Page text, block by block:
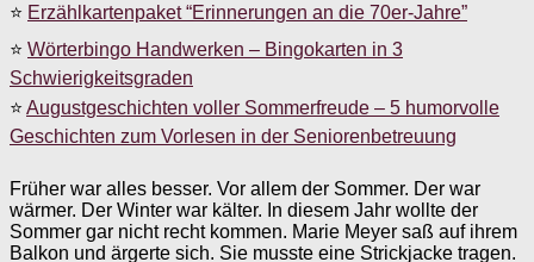
⭐ Erzählkartenpaket “Erinnerungen an die 70er-Jahre”
⭐ Wörterbingo Handwerken – Bingokarten in 3
Schwierigkeitsgraden
⭐ Augustgeschichten voller Sommerfreude – 5 humorvolle
Geschichten zum Vorlesen in der Seniorenbetreuung
Früher war alles besser. Vor allem der Sommer. Der war
wärmer. Der Winter war kälter. In diesem Jahr wollte der
Sommer gar nicht recht kommen. Marie Meyer saß auf ihrem
Balkon und ärgerte sich. Sie musste eine Strickjacke tragen.